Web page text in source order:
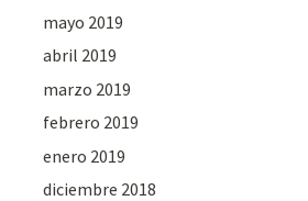
mayo 2019
abril 2019
marzo 2019
febrero 2019
enero 2019
diciembre 2018